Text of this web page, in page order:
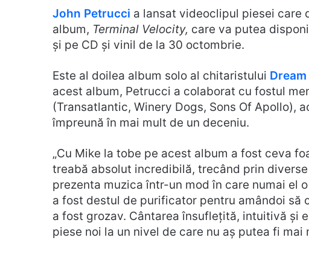
John Petrucci a lansat videoclipul piesei care
album, Terminal Velocity, care va putea
și pe CD și vinil de la 30 octombrie.
Este al doilea album solo al chitaristului
acest album, Petrucci a colaborat cu fostul
(Transatlantic, Winery Dogs, Sons Of Apollo),
împreună în mai mult de un deceniu.
„Cu Mike la tobe pe acest album a fost ceva
treabă absolut incredibilă, trecând prin
prezenta muzica într-un mod în care numai el
a fost destul de purificator pentru amândoi să
a fost grozav. Cântarea însuflețită, intuitivă și
piese noi la un nivel de care nu aș putea fi mai